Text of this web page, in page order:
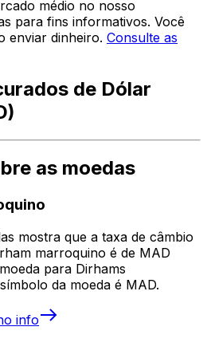
médio no nosso
para fins informativos. Você
enviar dinheiro. Consulte as
de Dólar
as moedas
mostra que a taxa de câmbio
marroquino é de MAD
para Dirhams
da moeda é MAD.
info